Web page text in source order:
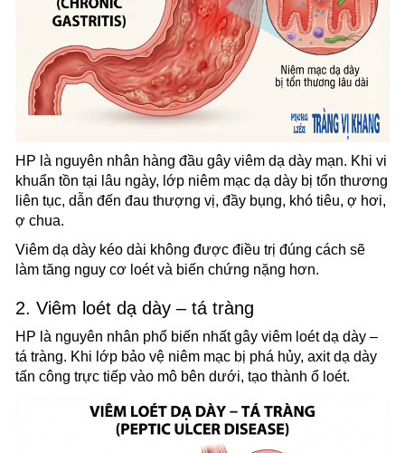
HP là nguyên nhân hàng đầu gây viêm dạ dày mạn. Khi vi
khuẩn tồn tại lâu ngày, lớp niêm mạc dạ dày bị tổn thương
liên tục, dẫn đến đau thượng vị, đầy bụng, khó tiêu, ợ hơi,
ợ chua.
Viêm dạ dày kéo dài không được điều trị đúng cách sẽ
làm tăng nguy cơ loét và biến chứng nặng hơn.
2. Viêm loét dạ dày – tá tràng
HP là nguyên nhân phổ biến nhất gây viêm loét dạ dày –
tá tràng. Khi lớp bảo vệ niêm mạc bị phá hủy, axit dạ dày
tấn công trực tiếp vào mô bên dưới, tạo thành ổ loét.